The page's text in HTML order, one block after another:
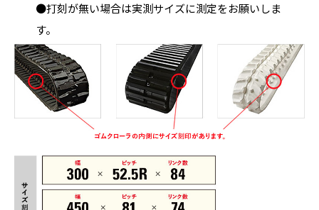
●打刻が無い場合は実測サイズに測定をお願いしま
す。